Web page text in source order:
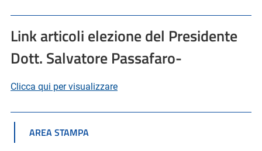
Link articoli elezione del Presidente
Dott. Salvatore Passafaro-
Clicca qui per visualizzare
AREA STAMPA